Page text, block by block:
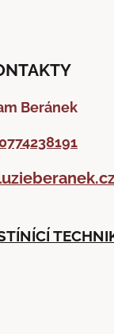
Beránek